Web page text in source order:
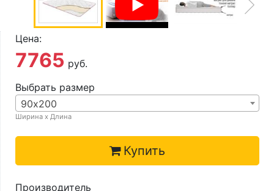
Цена:
7765 руб.
Выбрать размер
90х200
Ширина х Длина
Купить
Производитель